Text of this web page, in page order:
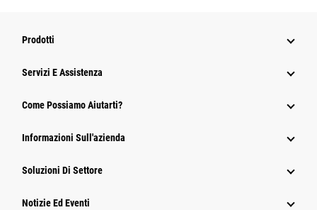
Prodotti
Servizi E Assistenza
Come Possiamo Aiutarti?
Informazioni Sull'azienda
Soluzioni Di Settore
Notizie Ed Eventi